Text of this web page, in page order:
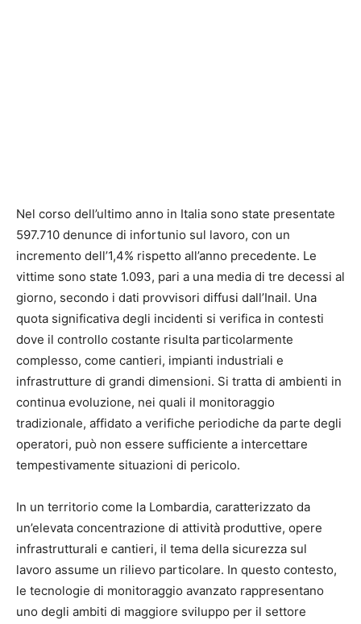
Nel corso dell’ultimo anno in Italia sono state presentate
597.710 denunce di infortunio sul lavoro, con un
incremento dell’1,4% rispetto all’anno precedente. Le
vittime sono state 1.093, pari a una media di tre decessi al
giorno, secondo i dati provvisori diffusi dall’Inail. Una
quota significativa degli incidenti si verifica in contesti
dove il controllo costante risulta particolarmente
complesso, come cantieri, impianti industriali e
infrastrutture di grandi dimensioni. Si tratta di ambienti in
continua evoluzione, nei quali il monitoraggio
tradizionale, affidato a verifiche periodiche da parte degli
operatori, può non essere sufficiente a intercettare
tempestivamente situazioni di pericolo.
In un territorio come la Lombardia, caratterizzato da
un’elevata concentrazione di attività produttive, opere
infrastrutturali e cantieri, il tema della sicurezza sul
lavoro assume un rilievo particolare. In questo contesto,
le tecnologie di monitoraggio avanzato rappresentano
uno degli ambiti di maggiore sviluppo per il settore